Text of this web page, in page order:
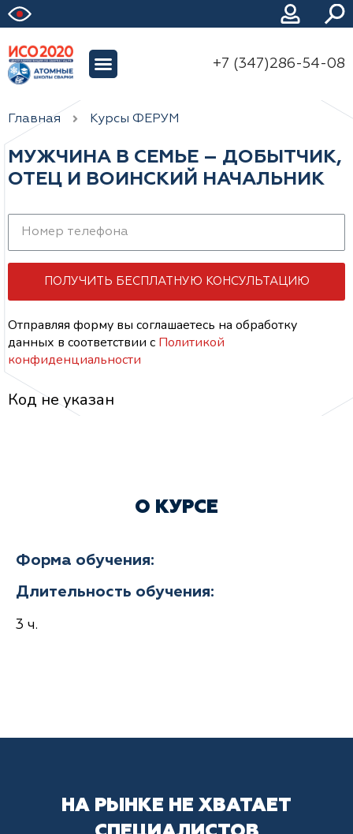
+7 (347)286-54-08
Главная Курсы ФЕРУМ
МУЖЧИНА В СЕМЬЕ – ДОБЫТЧИК,
ОТЕЦ И ВОИНСКИЙ НАЧАЛЬНИК
ПОЛУЧИТЬ БЕСПЛАТНУЮ КОНСУЛЬТАЦИЮ
Отправляя форму вы соглашаетесь на обработку
данных в соответствии с Политикой
конфиденциальности
Код не указан
О КУРСЕ
Форма обучения:
Длительность обучения:
3 ч.
НА РЫНКЕ НЕ ХВАТАЕТ